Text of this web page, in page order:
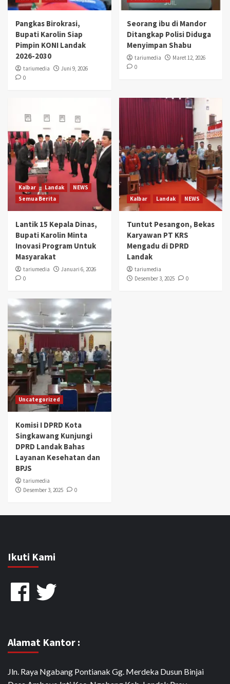
Pangkas Birokrasi,
Bupati Karolin Siap
Pimpin KONI Landak
2026-2030
tariumedia
Juni 9, 2026
0
Seorang ibu di Mandor
Ditangkap Polisi Diduga
Menyimpan Shabu
tariumedia
Maret 12, 2026
0
Kalbar Landak
NEWS
Semua Berita
Lantik 15 Kepala Dinas,
Bupati Karolin Minta
Inovasi Program Untuk
Masyarakat
tariumedia
Januari 6, 2026
0
Kalbar Landak NEWS
Tuntut Pesangon, Bekas
Karyawan PT KRS
Mengadu di DPRD
Landak
tariumedia
Desember 3, 2025
0
Uncategorized
Komisi I DPRD Kota
Singkawang Kunjungi
DPRD Landak Bahas
Layanan Kesehatan dan
BPJS
tariumedia
Desember 3, 2025
0
Ikuti Kami
FacebookTwitter
Alamat Kantor :
Jln. Raya Ngabang Pontianak Gg. Merdeka Dusun Binjai